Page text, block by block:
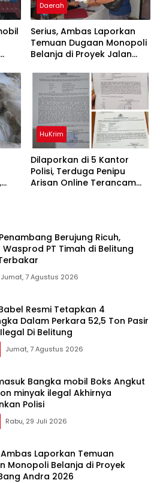
Daerah
Serius, Ambas Laporkan
‎Temuan Dugaan Monopoli
Belanja di Proyek Jalan
HuKrim
Dilaporkan di 5 Kantor
Polisi, Terduga Penipu
Arisan Online Terancam
Berujung Ricuh,
PT Timah di Belitung
Jumat, 7 Agustus 2026
Resmi Tetapkan 4
Dalam Perkara 52,5 Ton Pasir
Di Belitung
Jumat, 7 Agustus 2026
Bangka mobil Boks Angkut
minyak ilegal Akhirnya
Polisi
Rabu, 29 Juli 2026
Ambas Laporkan ‎Temuan
Monopoli Belanja di Proyek
Andra 2026